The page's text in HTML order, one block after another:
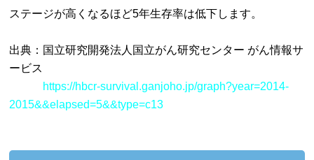
ステージが高くなるほど5年生存率は低下します。
出典：国立研究開発法人国立がん研究センター がん情報サ
ービス
https://hbcr-survival.ganjoho.jp/graph?year=2014-
2015&&elapsed=5&&type=c13